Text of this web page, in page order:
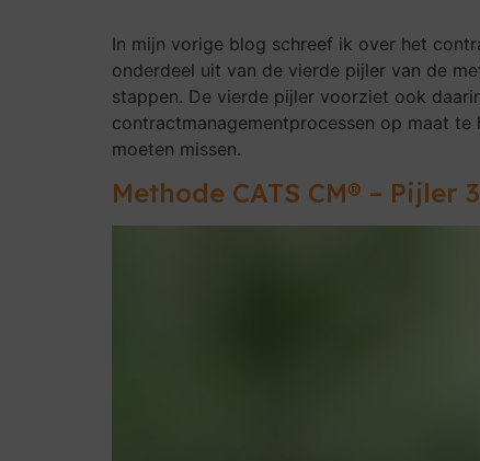
In mijn vorige blog schreef ik over het
onderdeel uit van de vierde pijler van de
stappen. De vierde pijler voorziet ook
contractmanagementprocessen op maat
moeten missen.
Methode CATS CM® –